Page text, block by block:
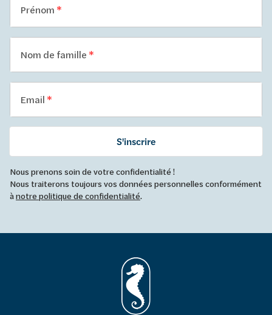
Prénom
Nom de famille
Email
S'inscrire
Nous prenons soin de votre confidentialité !
Nous traiterons toujours vos données personnelles conformément
ànotre politique de confidentialité.